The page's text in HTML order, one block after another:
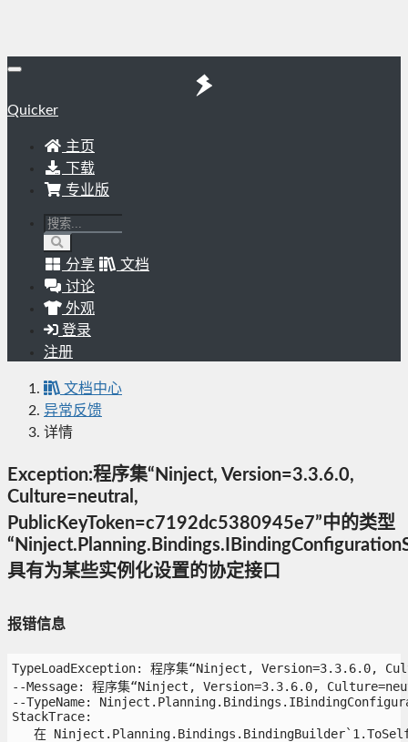
Quicker
主页
下载
专业版
分享
文档
讨论
外观
登录
注册
文档中心
异常反馈
详情
Exception:程序集“Ninject, Version=3.3.6.0,
Culture=neutral,
PublicKeyToken=c7192dc5380945e7”中的类型
具有为某些实例化设置的协定接口
报错信息
TypeLoadException: 程序集“Ninject, Version=3.3.6.0,
--Message: 程序集“Ninject, Version=3.3.6.0,
--TypeName:
StackTrace:
在